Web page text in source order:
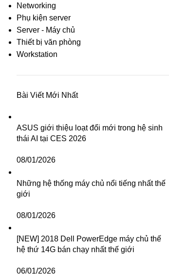
Networking
Phụ kiện server
Server - Máy chủ
Thiết bị văn phòng
Workstation
Bài Viết Mới Nhất
ASUS giới thiệu loạt đổi mới trong hệ sinh
thái AI tại CES 2026
08/01/2026
Những hệ thống máy chủ nổi tiếng nhất thế
giới
08/01/2026
[NEW] 2018 Dell PowerEdge máy chủ thế
hệ thứ 14G bán chạy nhất thế giới
06/01/2026